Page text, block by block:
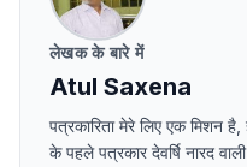
लेखक के बारे में
Atul Saxena
पत्रकारिता मेरे लिए एक मिशन है,
के पहले पत्रकार देवर्षि नारद